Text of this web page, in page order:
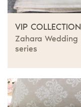
VIP COLLECTION
Zahara Wedding
series